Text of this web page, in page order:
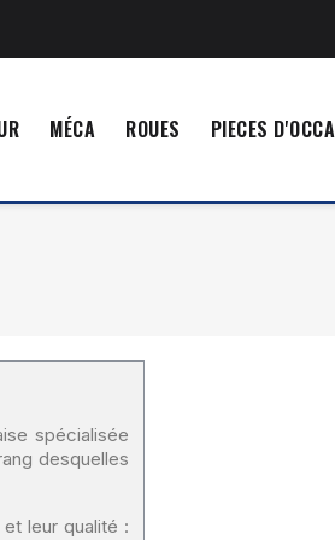
MÉCA ROUES PIECES
spécialisée
desquelles
leur qualité :